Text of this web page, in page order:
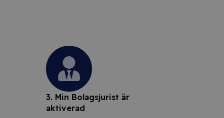
3. Min Bolagsjurist är
aktiverad